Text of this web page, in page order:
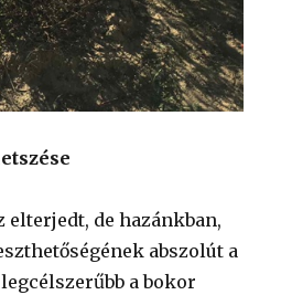
elterjedt, de hazánkban,
abszolút a
a bokor